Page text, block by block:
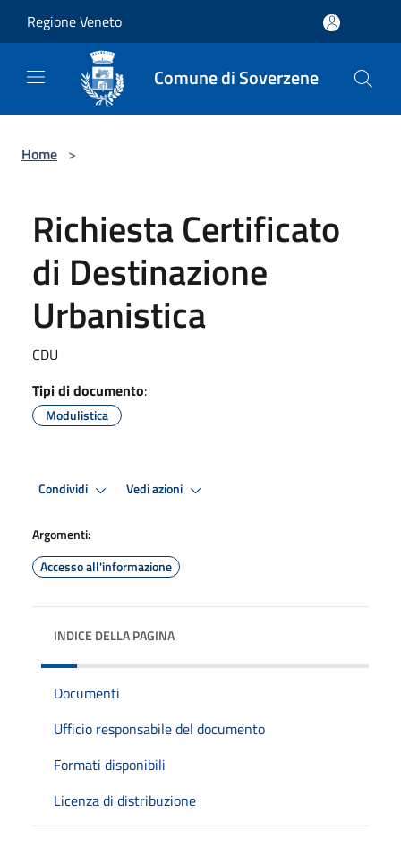
Regione Veneto
Comune di Soverzene
Home >
Richiesta Certificato
di Destinazione
Urbanistica
CDU
Tipi di documento:
Modulistica
Condividi Vedi azioni
Argomenti:
Accesso all'informazione
INDICE DELLA PAGINA
Documenti
Ufficio responsabile del documento
Formati disponibili
Licenza di distribuzione